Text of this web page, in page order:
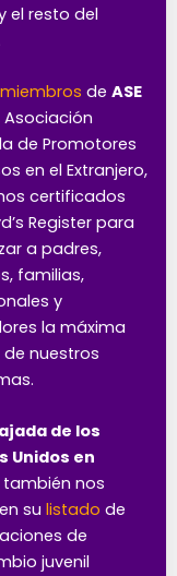
el resto del
miembros deASE
Asociación
de Promotores
en el Extranjero,
certificados
Register para
a padres,
familias,
y
la máxima
nuestros
de los
Unidos en
también nos
sulistado de
de
juvenil